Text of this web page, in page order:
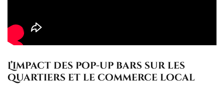
L’impact des pop-up bars sur les
quartiers et le commerce local